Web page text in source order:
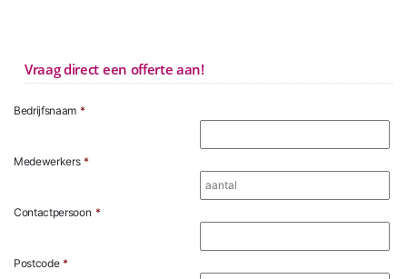
Vraag direct een offerte aan!
Bedrijfsnaam *
Medewerkers *
Contactpersoon *
Postcode *